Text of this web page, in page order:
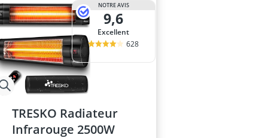
NOTRE AVIS
9,6
Excellent
628
TRESKO Radiateur
Infrarouge 2500W